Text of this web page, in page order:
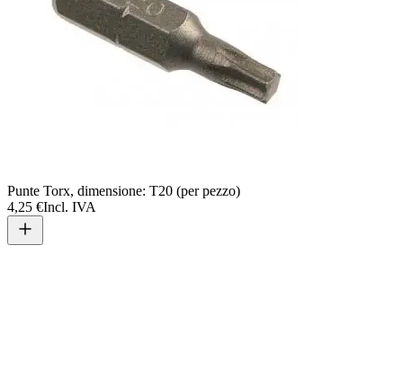
Punte Torx, dimensione: T20 (per pezzo)
4,25 €Incl. IVA